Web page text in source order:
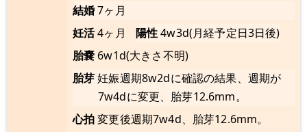
結婚7ヶ月
妊活4ヶ月 陽性4w3d(月経予定日3日後)
胎嚢 6w1d(大きさ不明)
胎芽妊娠週期8w2dに確認の結果、週期が
7w4dに変更、胎芽12.6mm。
心拍変更後週期7w4d、胎芽12.6mm。